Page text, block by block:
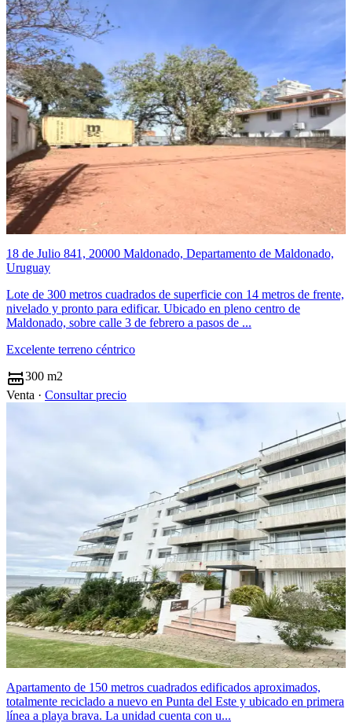
18 de Julio 841, 20000 Maldonado, Departamento de Maldonado,
Uruguay
Lote de 300 metros cuadrados de superficie con 14 metros de frente,
nivelado y pronto para edificar. Ubicado en pleno centro de
Maldonado, sobre calle 3 de febrero a pasos de ...
Excelente terreno céntrico
300 m2
Venta · Consultar precio
Apartamento de 150 metros cuadrados edificados aproximados,
totalmente reciclado a nuevo en Punta del Este y ubicado en primera
línea a playa brava. La unidad cuenta con u...